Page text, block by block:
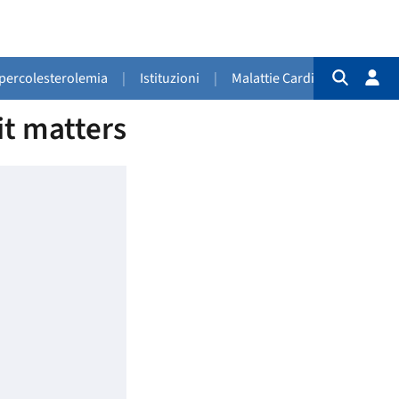
| Istituzioni | Malattie Cardiovascolari
matters